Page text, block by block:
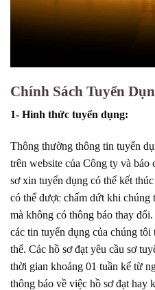
Chính Sách Tuyển
1- Hình thức tuyển dụng:
Thông thường thông tin tuyển
trên website của Công ty và
sơ xin tuyển dụng có thể kết
có thể được chấm dứt khi
mà không có thông báo thay
các tin tuyển dụng của chúng tôi
thể. Các hồ sơ đạt yêu cầu sơ
thời gian khoảng 01 tuần kể từ
thông báo về việc hồ sơ đạt hay